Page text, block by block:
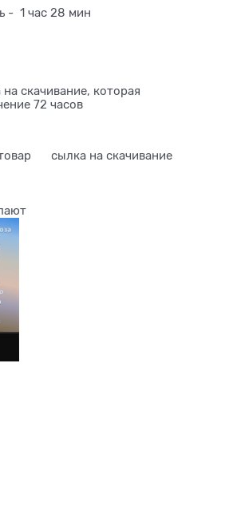
- 1 час 28 мин
скачивание, которая
72 часов
сылка на скачивание